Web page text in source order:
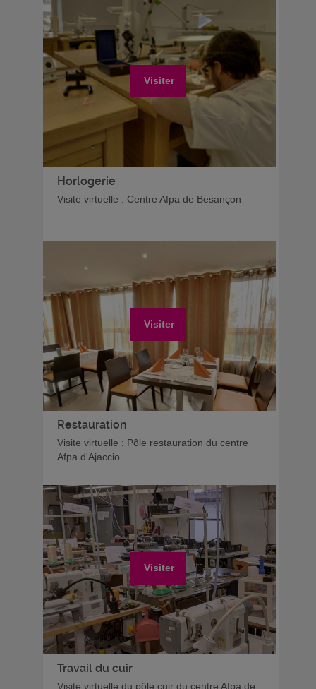
Visiter
Horlogerie
Visite virtuelle : Centre Afpa de Besançon
Visiter
Restauration
Visite virtuelle : Pôle restauration du centre
Afpa d'Ajaccio
Visiter
Travail du cuir
Visite virtuelle du pôle cuir du centre Afpa de